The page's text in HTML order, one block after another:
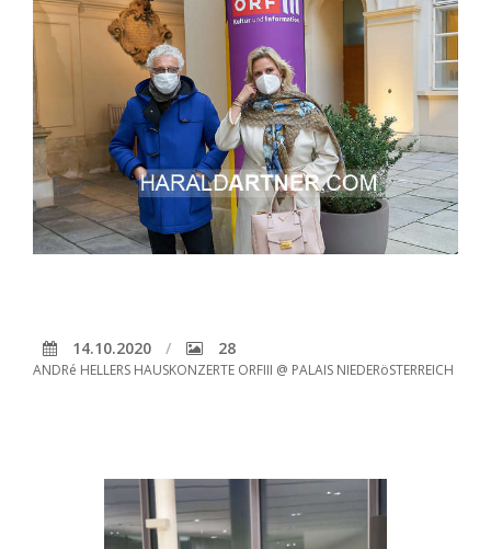
14.10.2020 28
ANDRé HELLERS HAUSKONZERTE ORFIII @ PALAIS NIEDERöSTERREICH